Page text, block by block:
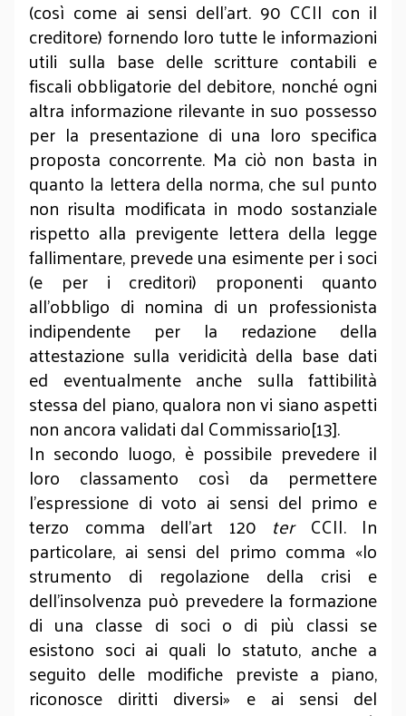
(così come ai sensi dell’art. 90 CCII con il
creditore) fornendo loro tutte le informazioni
utili sulla base delle scritture contabili e
fiscali obbligatorie del debitore, nonché ogni
altra informazione rilevante in suo possesso
per la presentazione di una loro specifica
proposta concorrente. Ma ciò non basta in
quanto la lettera della norma, che sul punto
non risulta modificata in modo sostanziale
rispetto alla previgente lettera della legge
fallimentare, prevede una esimente per i soci
(e per i creditori) proponenti quanto
all’obbligo di nomina di un professionista
indipendente per la redazione della
attestazione sulla veridicità della base dati
ed eventualmente anche sulla fattibilità
stessa del piano, qualora non vi siano aspetti
non ancora validati dal Commissario[13].
In secondo luogo, è possibile prevedere il
loro classamento così da permettere
l’espressione di voto ai sensi del primo e
terzo comma dell’art 120 terCCII. In
particolare, ai sensi del primo comma «lo
strumento di regolazione della crisi e
dell’insolvenza può prevedere la formazione
di una classe di soci o di più classi se
esistono soci ai quali lo statuto, anche a
seguito delle modifiche previste a piano,
riconosce diritti diversi» e ai sensi del